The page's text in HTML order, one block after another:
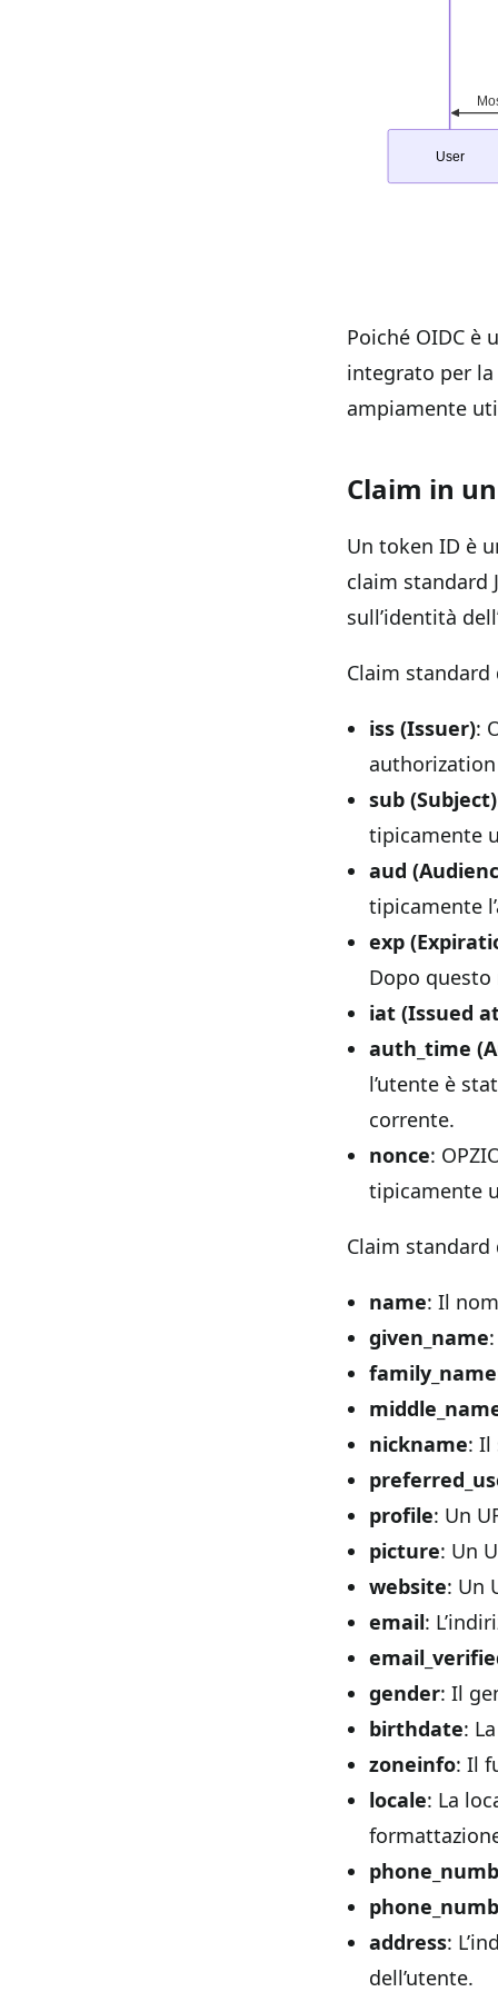
Poiché OIDC
integrato per
ampiamente
Claim in
Un token ID è
claim standard
sull’identità
Claim standard
iss (Issuer):
authorization
sub (Subject)
tipicamente
aud
tipicamente
exp
Dopo questo
iat (Issued
auth_time
l’utente è
corrente.
nonce:
tipicamente
Claim
name: Il
given_name
family_name
nickname: Il
profile: Un
picture: Un
website: Un
email:
gender: Il
birthdate:
zoneinfo: Il
locale: La
address:
dell’utente.